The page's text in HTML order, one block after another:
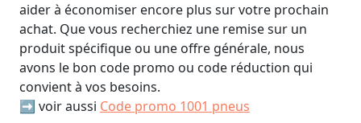
aider à économiser encore plus sur votre prochain
achat. Que vous recherchiez une remise sur un
produit spécifique ou une offre générale, nous
avons le bon code promo ou code réduction qui
convient à vos besoins.
➡️ voir aussi Code promo 1001 pneus